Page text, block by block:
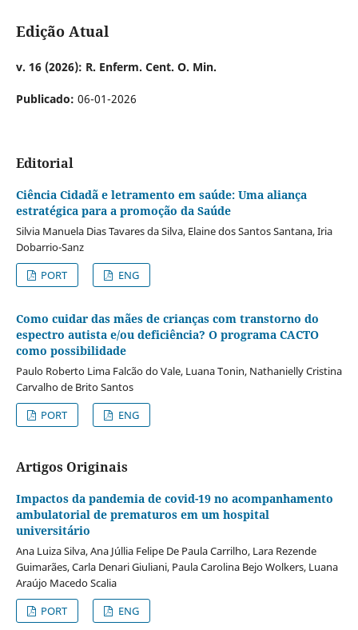
Edição Atual
v. 16 (2026): R. Enferm. Cent. O. Min.
Publicado: 06-01-2026
Editorial
Ciência Cidadã e letramento em saúde: Uma aliança
estratégica para a promoção da Saúde
Silvia Manuela Dias Tavares da Silva, Elaine dos Santos Santana, Iria
Dobarrio-Sanz
PORT
ENG
Como cuidar das mães de crianças com transtorno do
espectro autista e/ou deficiência? O programa CACTO
como possibilidade
Paulo Roberto Lima Falcão do Vale, Luana Tonin, Nathanielly Cristina
Carvalho de Brito Santos
PORT
ENG
Artigos Originais
Impactos da pandemia de covid-19 no acompanhamento
ambulatorial de prematuros em um hospital
universitário
Ana Luiza Silva, Ana Júllia Felipe De Paula Carrilho, Lara Rezende
Guimarães, Carla Denari Giuliani, Paula Carolina Bejo Wolkers, Luana
Araújo Macedo Scalia
PORT
ENG